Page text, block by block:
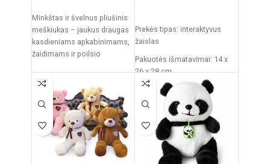
Minkštas ir švelnus pliušinis
meškiukas – jaukus draugas
kasdieniams apkabinimams,
žaidimams ir poilsio
dizainas su dekoratyviniu
kaspinėliu suteikia
Prekės tipas: interaktyvus
žaislas
Pakuotės išmatavimai: 14 x
26 x 28 cm
Žaislo išmatavimai: 27 × 12 ×
27 cm
Rekomenduojamas amžius:
nuo 3 metų
Elementai: 3 x AA
(nepridedamos)